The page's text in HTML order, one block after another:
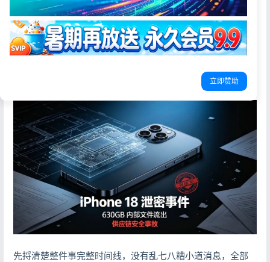
出，这次不只是谍照那么简单
最近数码圈所有人都在刷同一件事，刷到凌晨还在翻暗网流
出的文件。往年iPhone爆料顶多是博主发几张模糊渲染图、
完全是另一个量级，说是苹果成立以来最严重的一次供应链
先捋清楚整件事完整时间线，没有乱七八糟小道消息，全部
立即赞助